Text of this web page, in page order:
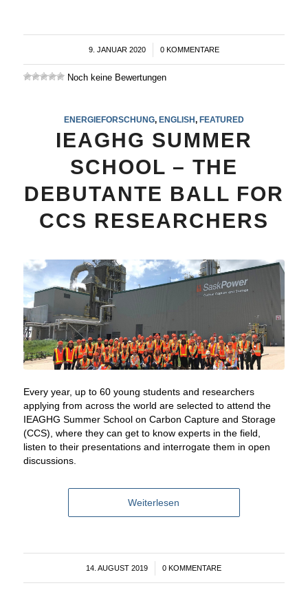
9. JANUAR 2020
/ 0 KOMMENTARE
Noch keine Bewertungen
ENERGIEFORSCHUNG, ENGLISH, FEATURED
IEAGHG SUMMER
SCHOOL – THE
DEBUTANTE BALL FOR
CCS RESEARCHERS
Every year, up to 60 young students and researchers
applying from across the world are selected to attend the
IEAGHG Summer School on Carbon Capture and Storage
(CCS), where they can get to know experts in the field,
listen to their presentations and interrogate them in open
discussions.
Weiterlesen
14. AUGUST 2019
/ 0 KOMMENTARE